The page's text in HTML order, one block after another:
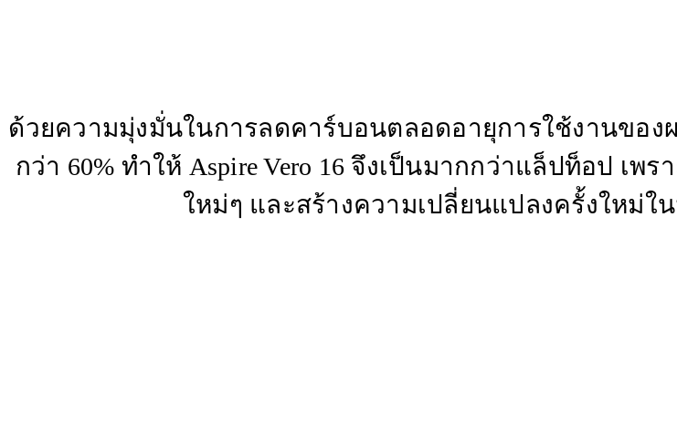
ด้วยความมุ่งมั่นในการลดคาร์บอนตลอดอายุการใช้งานขอ
กว่า 60% ทำให้ Aspire Vero 16 จึงเป็นมากกว่าแล็ปท็อป เ
ใหม่ๆ และสร้างความเปลี่ยนแปลงครั้งใหม่ใ